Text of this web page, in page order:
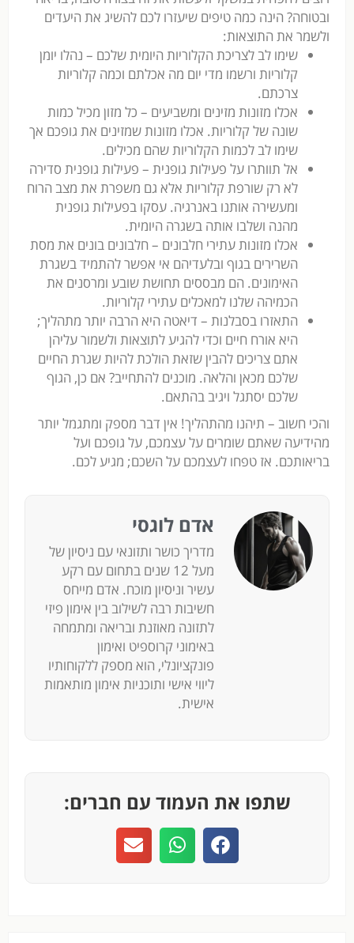
ובטוחה? הינה כמה טיפים שיעזרו לכם להשיג את היעדים
ולשמר את התוצאות:
שימו לב לצריכת הקלוריות היומית שלכם – נהלו יומן
קלוריות ורשמו מדי יום מה אכלתם וכמה קלוריות
צרכתם.
אכלו מזונות מזינים ומשביעים – כל מזון מכיל כמות
שונה של קלוריות. אכלו מזונות שמזינים את גופכם אך
שימו לב לכמות הקלוריות שהם מכילים.
אל תוותרו על פעילות גופנית – פעילות גופנית סדירה
לא רק שורפת קלוריות אלא גם משפרת את מצב הרוח
ומעשירה אותנו באנרגיה. עסקו בפעילות גופנית
מהנה ושלבו אותה בשגרה היומית.
אכלו מזונות עתירי חלבונים – חלבונים בונים את מסת
השרירים בגוף ובלעדיהם אי אפשר להתמיד בשגרת
האימונים. הם מבססים תחושת שובע ומרסנים את
הכמיהה שלנו למאכלים עתירי קלוריות.
התאזרו בסבלנות – דיאטה היא הרבה יותר מתהליך;
היא אורח חיים וכדי להגיע לתוצאות ולשמור עליהן
אתם צריכים להבין שזאת הולכת להיות שגרת החיים
שלכם מכאן והלאה. מוכנים להתחייב? אם כן, הגוף
שלכם יסתגל ויגיב בהתאם.
והכי חשוב – תיהנו מהתהליך! אין דבר מספק ומתגמל יותר
מהידיעה שאתם שומרים על עצמכם, על גופכם ועל
בריאותכם. אז טפחו לעצמכם על השכם; מגיע לכם.
אדם לוגסי
מדריך כושר ותזונאי עם ניסיון של
מעל 12 שנים בתחום עם רקע
עשיר וניסיון מוכח. אדם מייחס
חשיבות רבה לשילוב בין אימון פיזי
לתזונה מאוזנת ובריאה ומתמחה
באימוני קרוספיט ואימון
פונקציונלי, הוא מספק ללקוחותיו
ליווי אישי ותוכניות אימון מותאמות
אישית.
שתפו את העמוד עם חברים: